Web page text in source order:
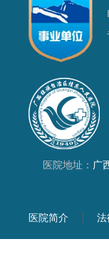
医院地址： 广
医院简介 法